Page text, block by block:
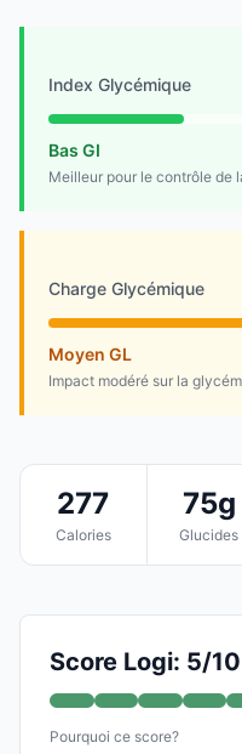
Index Glycémique
Bas GI
Meilleur pour le contrôle de
Charge Glycémique
Moyen GL
Impact modéré sur la
277
Calories
75g
Glucides
Score Logi: 5/10
Pourquoi ce score?